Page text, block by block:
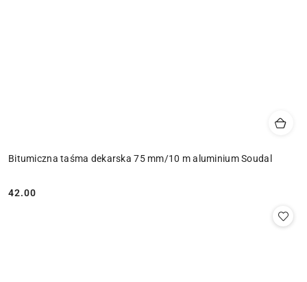
Bitumiczna taśma dekarska 75 mm/10 m aluminium Soudal
Cena:
42.00